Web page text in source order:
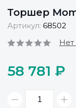
Торшер
Артикул: 68502
Нет
58 781 ₽